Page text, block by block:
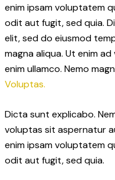
enim ipsam voluptatem
odit aut fugit, sed quia.
elit, sed do eiusmod
magna aliqua. Ut enim
enim ullamco. Nemo
Voluptas.
Dicta sunt explicabo.
voluptas sit aspernatur
enim ipsam voluptatem
odit aut fugit, sed quia.